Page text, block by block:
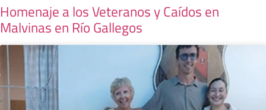
Homenaje a los Veteranos y Caídos en
Malvinas en Río Gallegos